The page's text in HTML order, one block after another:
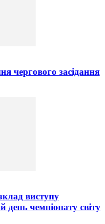
чергового засідання
виступу
день чемпіонату світу